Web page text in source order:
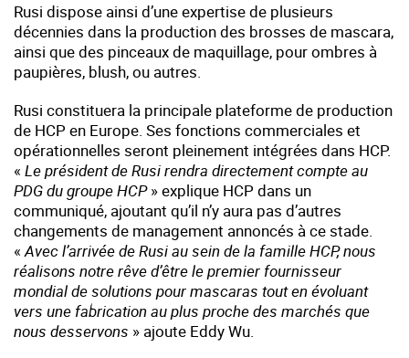
Rusi dispose ainsi d’une expertise de plusieurs
décennies dans la production des brosses de mascara,
ainsi que des pinceaux de maquillage, pour ombres à
paupières, blush, ou autres.
Rusi constituera la principale plateforme de production
de HCP en Europe. Ses fonctions commerciales et
opérationnelles seront pleinement intégrées dans HCP.
« Le président de Rusi rendra directement compte au
PDG du groupe HCP» explique HCP dans un
communiqué, ajoutant qu’il n’y aura pas d’autres
changements de management annoncés à ce stade.
«Avec l’arrivée de Rusi au sein de la famille HCP, nous
réalisons notre rêve d’être le premier fournisseur
mondial de solutions pour mascaras tout en évoluant
vers une fabrication au plus proche des marchés que
nous desservons » ajoute Eddy Wu.